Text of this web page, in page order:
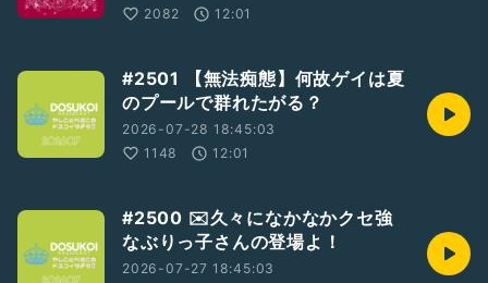
2082
12:01
#2501 【無法痴態】何故ゲイは夏
のプールで群れたがる？
2026-07-28 18:45:03
1148
12:01
#2500 ✉️久々になかなかクセ強
なぶりっ子さんの登場よ！
2026-07-27 18:45:03